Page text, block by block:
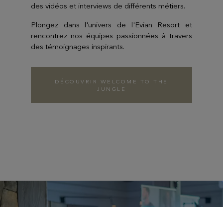
des vidéos et interviews de différents métiers.
Plongez dans l'univers de l'Evian Resort et
rencontrez nos équipes passionnées à travers
des témoignages inspirants.
DÉCOUVRIR WELCOME TO THE
JUNGLE